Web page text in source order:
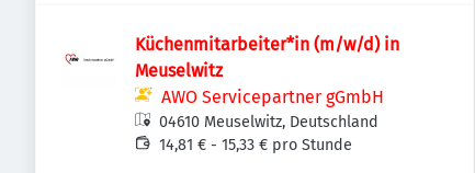
Küchenmitarbeiter*in (m/w/d) in
Meuselwitz
AWO Servicepartner gGmbH
04610 Meuselwitz, Deutschland
14,81 € - 15,33 € pro Stunde